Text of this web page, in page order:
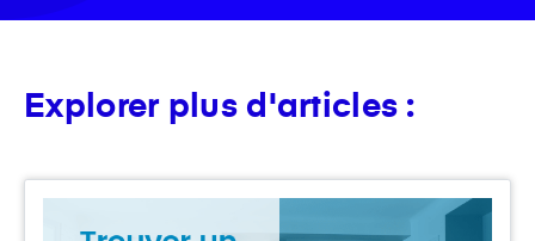
Explorer plus d'articles :